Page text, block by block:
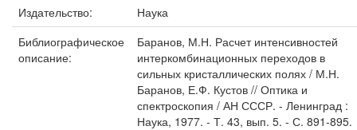
Издательство:
Наука
Библиографическое
описание:
Баранов, М.Н. Расчет интенсивностей
интеркомбинационных переходов в
сильных кристаллических полях / М.Н.
Баранов, Е.Ф. Кустов // Оптика и
спектроскопия / АН СССР. - Ленинград :
Наука, 1977. - Т. 43, вып. 5. - С. 891-895.